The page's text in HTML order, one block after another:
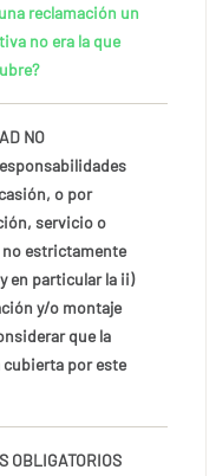
reclamación un
no era la que
NO
o por
servicio o
estrictamente
en particular la ii)
y/o montaje
que la
por este
OBLIGATORIOS